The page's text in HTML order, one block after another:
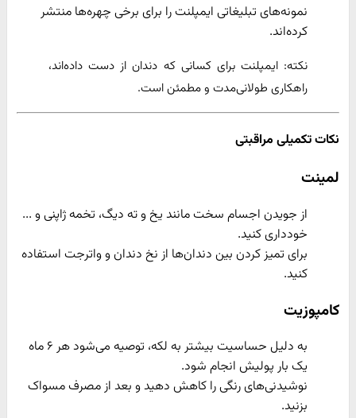
نمونه‌های تبلیغاتی ایمپلنت را برای برخی چهره‌ها منتشر
کرده‌اند.
نکته: ایمپلنت برای کسانی که دندان از دست داده‌اند،
راهکاری طولانی‌مدت و مطمئن است.
نکات تکمیلی مراقبتی
لمینت
از جویدن اجسام سخت مانند یخ و ته دیگ، تخمه ژاپنی و ...
خودداری کنید.
برای تمیز کردن بین دندان‌ها از نخ دندان و واترجت استفاده
کنید.
کامپوزیت
به دلیل حساسیت بیشتر به لکه، توصیه می‌شود هر ۶ ماه
یک بار پولیش انجام شود.
نوشیدنی‌های رنگی را کاهش دهید و بعد از مصرف مسواک
بزنید.